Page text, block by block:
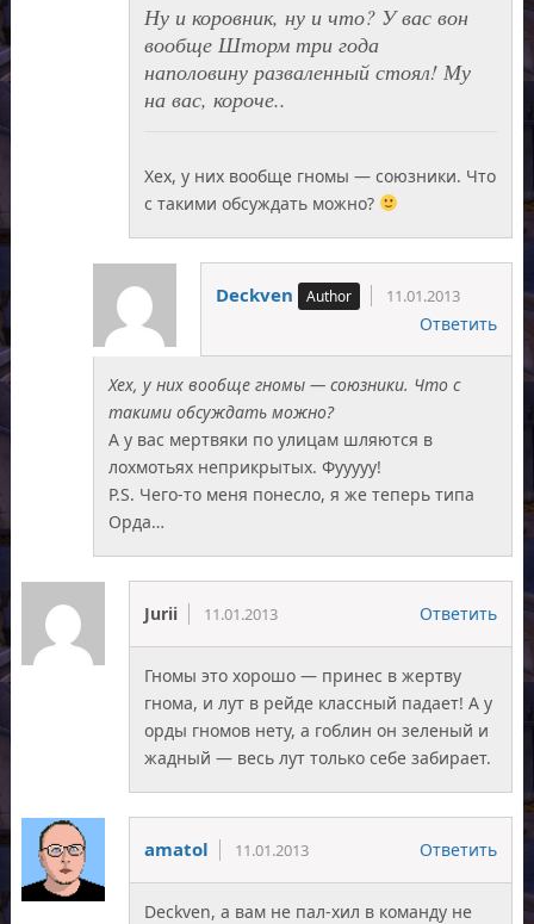
Ну и коровник, ну и что? У вас вон
вообще Шторм три года
наполовину разваленный стоял! Му
на вас, короче..
Хех, у них вообще гномы — союзники. Что
с такими обсуждать можно?
Deckven 11.01.2013
Ответить
Хех, у них вообще гномы — союзники. Что с
такими обсуждать можно?
А у вас мертвяки по улицам шляются в
лохмотьях неприкрытых. Фууууу!
P.S. Чего-то меня понесло, я же теперь типа
Орда…
Jurii 11.01.2013 Ответить
Гномы это хорошо — принес в жертву
гнома, и лут в рейде классный падает! А у
орды гномов нету, а гоблин он зеленый и
жадный — весь лут только себе забирает.
amatol 11.01.2013 Ответить
Deckven, а вам не пал-хил в команду не